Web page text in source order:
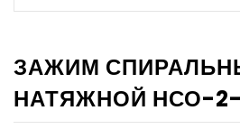
ЗАЖИМ
НАТЯЖНОЙ НСО-